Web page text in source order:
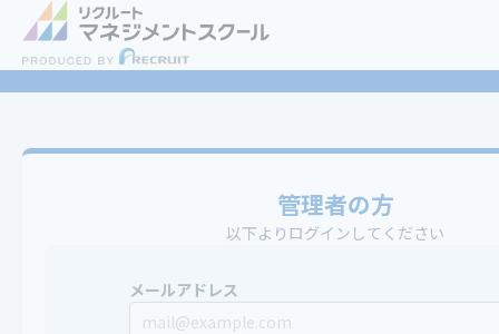
管理者の方
以下よりログインしてください
メールアドレス